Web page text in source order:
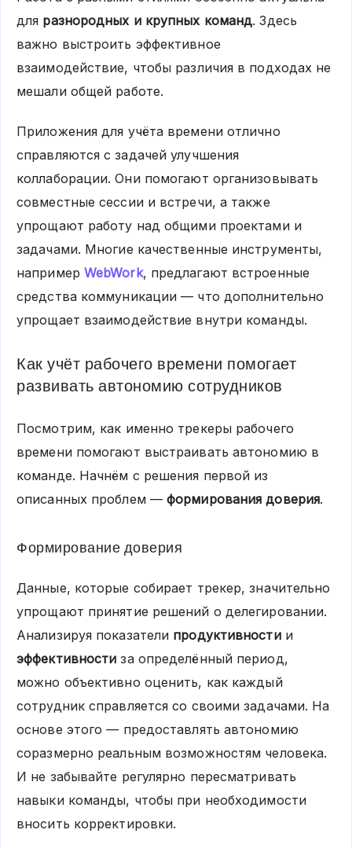
для разнородных и крупных команд. Здесь
важно выстроить эффективное
взаимодействие, чтобы различия в подходах не
мешали общей работе.
Приложения для учёта времени отлично
справляются с задачей улучшения
коллаборации. Они помогают организовывать
совместные сессии и встречи, а также
упрощают работу над общими проектами и
задачами. Многие качественные инструменты,
например WebWork, предлагают встроенные
средства коммуникации — что дополнительно
упрощает взаимодействие внутри команды.
Как учёт рабочего времени помогает
развивать автономию сотрудников
Посмотрим, как именно трекеры рабочего
времени помогают выстраивать автономию в
команде. Начнём с решения первой из
описанных проблем — формирования доверия.
Формирование доверия
Данные, которые собирает трекер, значительно
упрощают принятие решений о делегировании.
Анализируя показатели продуктивностии
эффективности за определённый период,
можно объективно оценить, как каждый
сотрудник справляется со своими задачами. На
основе этого — предоставлять автономию
соразмерно реальным возможностям человека.
И не забывайте регулярно пересматривать
навыки команды, чтобы при необходимости
вносить корректировки.